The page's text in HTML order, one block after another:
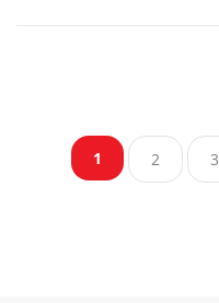
1 2 3